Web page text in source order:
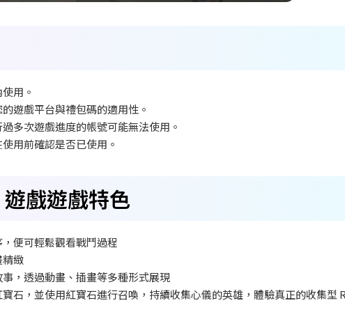
用。
遊戲平台與禮包碼的適用性。
多次遊戲進度的帳號可能無法使用。
用前確認是否已使用。
戲遊戲特色
便可輕鬆觀看戰鬥過程
精緻
，透過動畫、插畫等多種形式展現
石，並使用紅寶石進行召喚，持續收集心儀的英雄，體驗真正的收集型